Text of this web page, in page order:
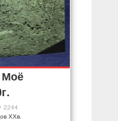
Моё
2244
ХХв.